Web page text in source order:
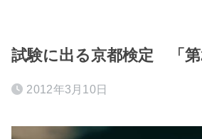
試験に出る京都検定 「第
2012年3月10日